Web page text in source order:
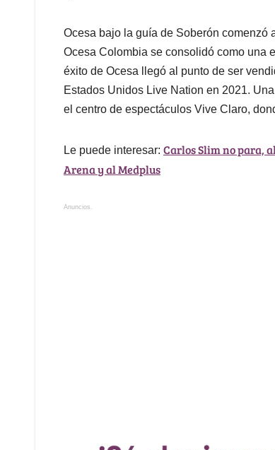
Ocesa bajo la guía de Soberón comenzó
Ocesa Colombia se consolidó como una
éxito de Ocesa llegó al punto de ser
Estados Unidos Live Nation en 2021.
el centro de espectáculos Vive Claro,
Le puede interesar: Carlos Slim no para,
Arena y al Medplus
Anuncios.